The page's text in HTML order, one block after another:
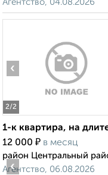
Агентство, 04.08.2026
2/2
‹
1-к квартира, на
12 000 ₽ в месяц
район Центральный
Агентство, 06.08.2026
‹